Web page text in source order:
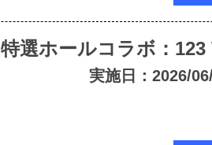
特選ホールコラボ：
実施日：2026/